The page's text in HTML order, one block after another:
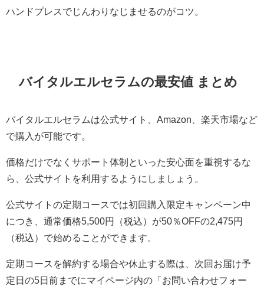
ハンドプレスでじんわりなじませるのがコツ。
バイタルエルセラムの最安値 まとめ
バイタルエルセラムは公式サイト、Amazon、楽天市場など
で購入が可能です。
価格だけでなくサポート体制といった安心面を重視するな
ら、公式サイトを利用するようにしましょう。
公式サイトの定期コースでは初回購入限定キャンペーン中
につき、通常価格5,500円（税込）が50％OFFの2,475円
（税込）で始めることができます。
定期コースを解約する場合や休止する際は、次回お届け予
定日の5日前までにマイページ内の「お問い合わせフォー